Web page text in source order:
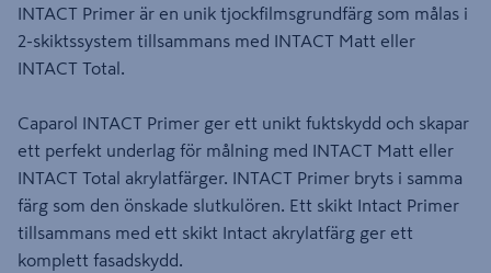
INTACT Primer är en unik tjockfilmsgrundfärg som målas i
2-skiktssystem tillsammans med INTACT Matt eller
INTACT Total.
Caparol INTACT Primer ger ett unikt fuktskydd och skapar
ett perfekt underlag för målning med INTACT Matt eller
INTACT Total akrylatfärger. INTACT Primer bryts i samma
färg som den önskade slutkulören. Ett skikt Intact Primer
tillsammans med ett skikt Intact akrylatfärg ger ett
komplett fasadskydd.